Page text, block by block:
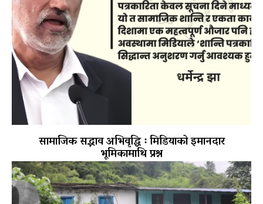
सामाजिक सद्भाव अभिवृद्धि ः मिडियाको इमानदार
भूमिकामाथि प्रश्न